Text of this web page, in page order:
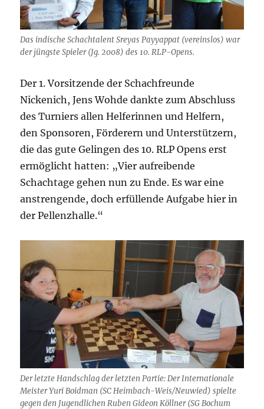
Das indische Schachtalent Sreyas Payyappat (vereinslos) war
der jüngste Spieler (Jg. 2008) des 10. RLP-Opens.
Der 1. Vorsitzende der Schachfreunde
Nickenich, Jens Wohde dankte zum Abschluss
des Turniers allen Helferinnen und Helfern,
den Sponsoren, Förderern und Unterstützern,
die das gute Gelingen des 10. RLP Opens erst
ermöglicht hatten: „Vier aufreibende
Schachtage gehen nun zu Ende. Es war eine
anstrengende, doch erfüllende Aufgabe hier in
der Pellenzhalle.“
Der letzte Handschlag der letzten Partie: Der Internationale
Meister Yuri Boidman (SC Heimbach-Weis/Neuwied) spielte
gegen den Jugendlichen Ruben Gideon Köllner (SG Bochum